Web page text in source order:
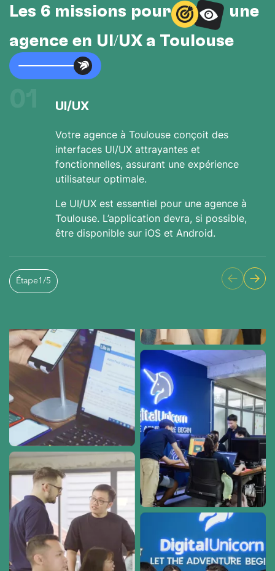
Les 6 missions pour
une
agence en UI/UX à Toulouse
UI/UX
Votre agence à Toulouse conçoit des
interfaces UI/UX attrayantes et
fonctionnelles, assurant une expérience
utilisateur optimale.
Le UI/UX est essentiel pour une agence à
Toulouse. L’application devra, si possible,
être disponible sur iOS et Android.
Étape1 /5